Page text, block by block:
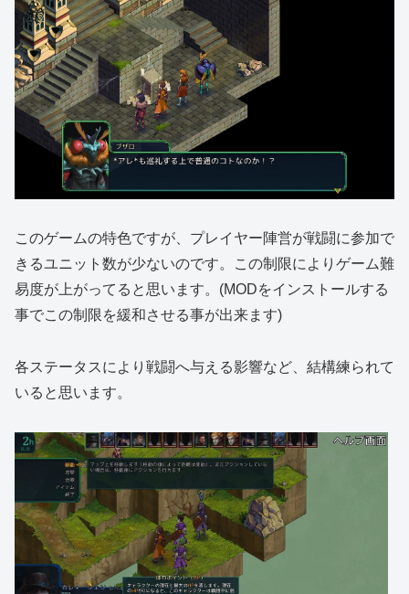
このゲームの特色ですが、プレイヤー陣営が戦闘に参加で
きるユニット数が少ないのです。この制限によりゲーム難
易度が上がってると思います。(MODをインストールする
事でこの制限を緩和させる事が出来ます)
各ステータスにより戦闘へ与える影響など、結構練られて
いると思います。